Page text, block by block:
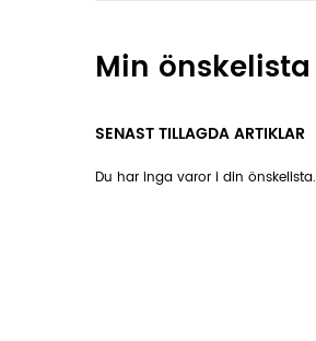
Min önskelista
SENAST TILLAGDA ARTIKLAR
Du har inga varor i din önskelista.